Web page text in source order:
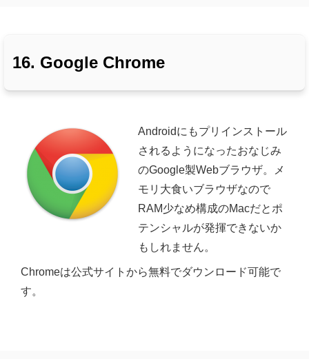
16. Google Chrome
Androidにもプリインストール
されるようになったおなじみ
のGoogle製Webブラウザ。メ
モリ大食いブラウザなので
RAM少なめ構成のMacだとポ
テンシャルが発揮できないか
もしれません。
Chromeは公式サイトから無料でダウンロード可能で
す。